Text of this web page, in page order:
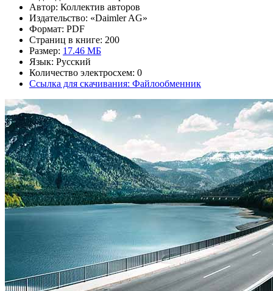
Автор: Коллектив авторов
Издательство: «Daimler AG»
Формат: PDF
Страниц в книге: 200
Размер: 17.46 МБ
Язык: Русский
Количество электросхем: 0
Ссылка для скачивания: Файлообменник